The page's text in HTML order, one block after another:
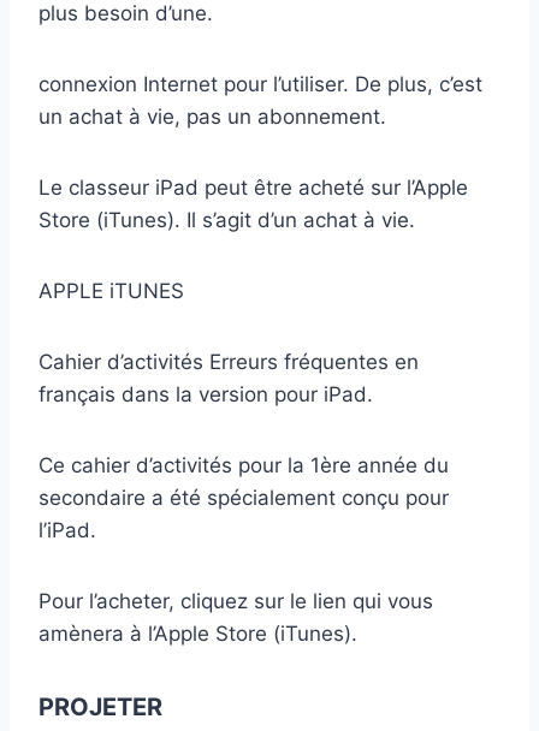
plus besoin d’une.
connexion Internet pour l’utiliser. De plus, c’est
un achat à vie, pas un abonnement.
Le classeur iPad peut être acheté sur l’Apple
Store (iTunes). Il s’agit d’un achat à vie.
APPLE iTUNES
Cahier d’activités Erreurs fréquentes en
français dans la version pour iPad.
Ce cahier d’activités pour la 1ère année du
secondaire a été spécialement conçu pour
l’iPad.
Pour l’acheter, cliquez sur le lien qui vous
amènera à l’Apple Store (iTunes).
PROJETER